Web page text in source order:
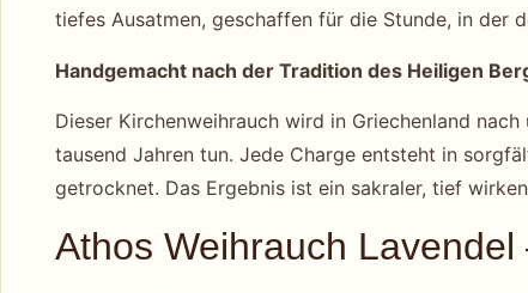
tiefes Ausatmen, geschaffen für die Stunde, in der
Handgemacht nach der Tradition des Heiligen
Dieser Kirchenweihrauch wird in Griechenland
tausend Jahren tun. Jede Charge entsteht in
getrocknet. Das Ergebnis ist ein sakraler, tief
Athos Weihrauch